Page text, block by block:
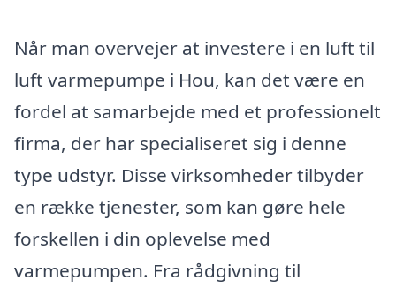
Når man overvejer at investere i en luft til
luft varmepumpe i Hou, kan det være en
fordel at samarbejde med et professionelt
firma, der har specialiseret sig i denne
type udstyr. Disse virksomheder tilbyder
en række tjenester, som kan gøre hele
forskellen i din oplevelse med
varmepumpen. Fra rådgivning til